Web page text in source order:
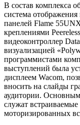
В состав комплекса
система
панелей Flame
креплениями
видеоконтроллер
визуализацией
программистами
выступлений была
дисплеем Wacom,
вносить на слайды
аудитории.
служат
моторизированных